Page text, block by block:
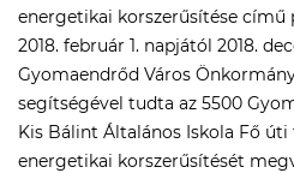
energetikai korszerűsítése című
2018. február 1. napjától 2018.
Gyomaendrőd Város
segítségével tudta az 5500
Kis Bálint Általános Iskola Fő
energetikai korszerűsítését